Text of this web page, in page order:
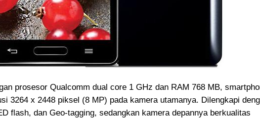
prosesor Qualcomm dual core 1 GHz dan RAM 768 MB,
3264 x 2448 piksel (8 MP) pada kamera utamanya. Dilengkapi
flash, dan Geo-tagging, sedangkan kamera depannya berkualitas